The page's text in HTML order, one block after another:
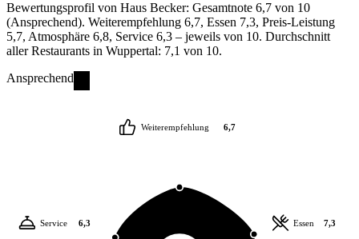
Bewertungsprofil von Haus Becker: Gesamtnote 6,7 von 10
(Ansprechend). Weiterempfehlung 6,7, Essen 7,3, Preis-Leistung
5,7, Atmosphäre 6,8, Service 6,3 – jeweils von 10. Durchschnitt
aller Restaurants in Wuppertal: 7,1 von 10.
Ansprechend
Weiterempfehlung 6,7
Essen 7,3
Service 6,3